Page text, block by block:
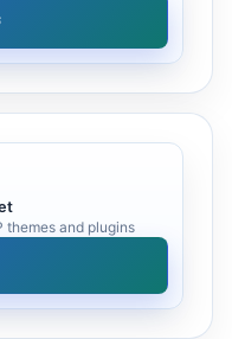
themes and plugins